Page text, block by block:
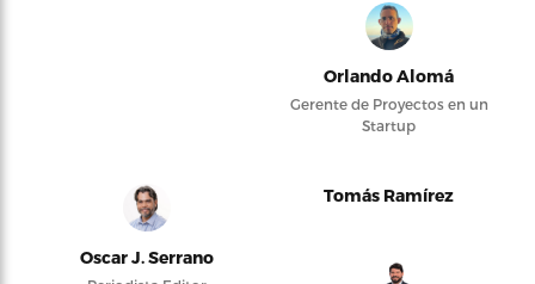
Orlando Alomá
Gerente de Proyectos en un
Startup
Oscar J. Serrano
Tomás Ramírez